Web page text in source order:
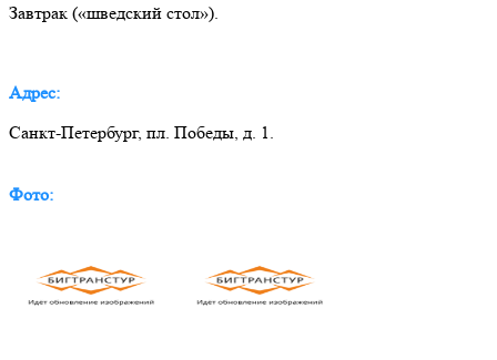
Завтрак («шведский стол»).
Адрес:
Санкт-Петербург, пл. Победы, д. 1.
Фото: